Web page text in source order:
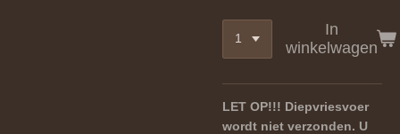
In
winkelwagen
LET OP!!! Diepvriesvoer
wordt niet verzonden. U